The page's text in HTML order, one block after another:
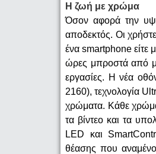
Η ζωή με χρώμα
Όσον αφορά την
αποδεκτός. Οι
ένα smartphone είτε
ώρες μπροστά από
εργασίες. Η νέα
2160), τεχνολογία
χρώματα. Κάθε χρώμα
τα βίντεο και τα
LED και
θέασης που